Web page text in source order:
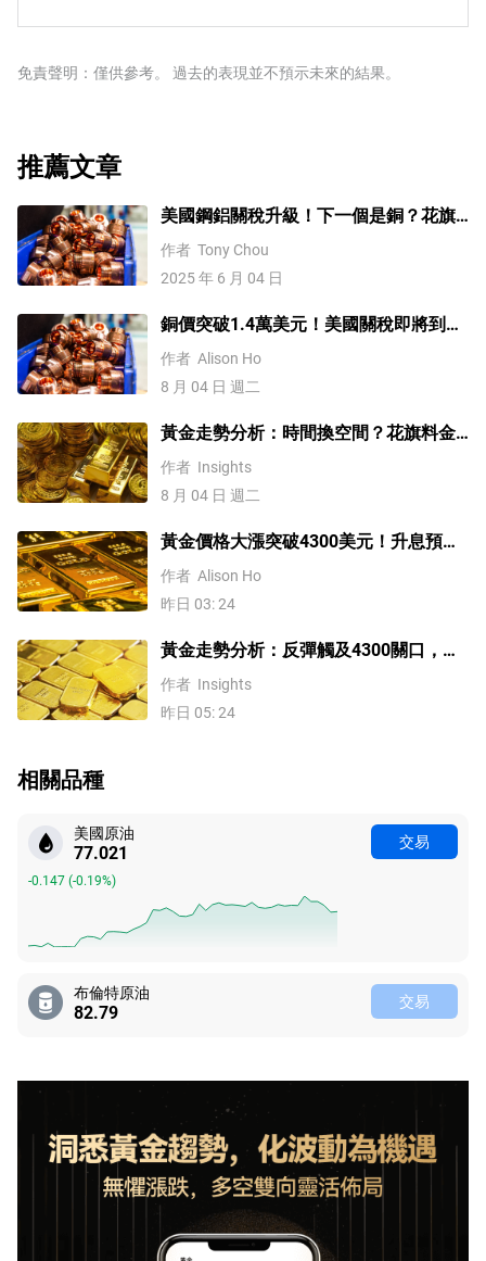
空氣汙染指數的報告每周二發布，環境影響評估報告於周
1%以內。環境影響評估的數據被認為更可靠，因為它是一
織，每年舉行兩次會議，共同決定成員國的生產配額。他
時，它可以收緊供應，推高油價。當歐佩克增加產量時，
免責聲明：僅供參考。 過去的表現並不預示未來的結果。
推薦文章
美國鋼鋁關稅升級！下一個是銅？花旗
這樣說
作者 Tony Chou
2025 年 6 月 04 日
銅價突破1.4萬美元！美國關稅即將到
來？未來會再創新高嗎？
作者 Alison Ho
8 月 04 日 週二
黃金走勢分析：時間換空間？花旗料金
價四季度上探4500
作者 Insights
8 月 04 日 週二
黃金價格大漲突破4300美元！升息預期
降溫疊加央行購金，未來持續漲？
作者 Alison Ho
昨日 03: 24
黃金走勢分析：反彈觸及4300關口，
「雙底」確立劍指這一目標！
作者 Insights
昨日 05: 24
相關品種
美國原油
77.026
-0.142(-0.18%)
交易
布倫特原油
82.75 交易